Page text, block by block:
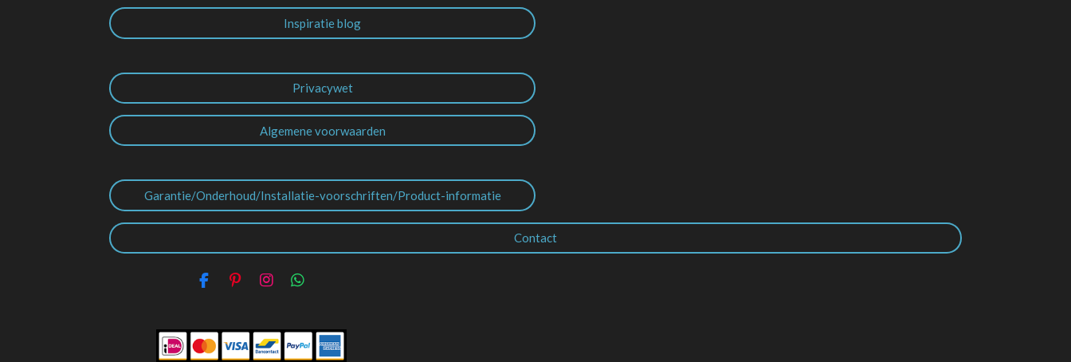
Inspiratie blog
Privacywet
Algemene voorwaarden
Garantie/Onderhoud/Installatie-voorschriften/Product-informatie
Contact
F
e
b
o
P
t
e
r
I
t
a
g
W
t
s
A